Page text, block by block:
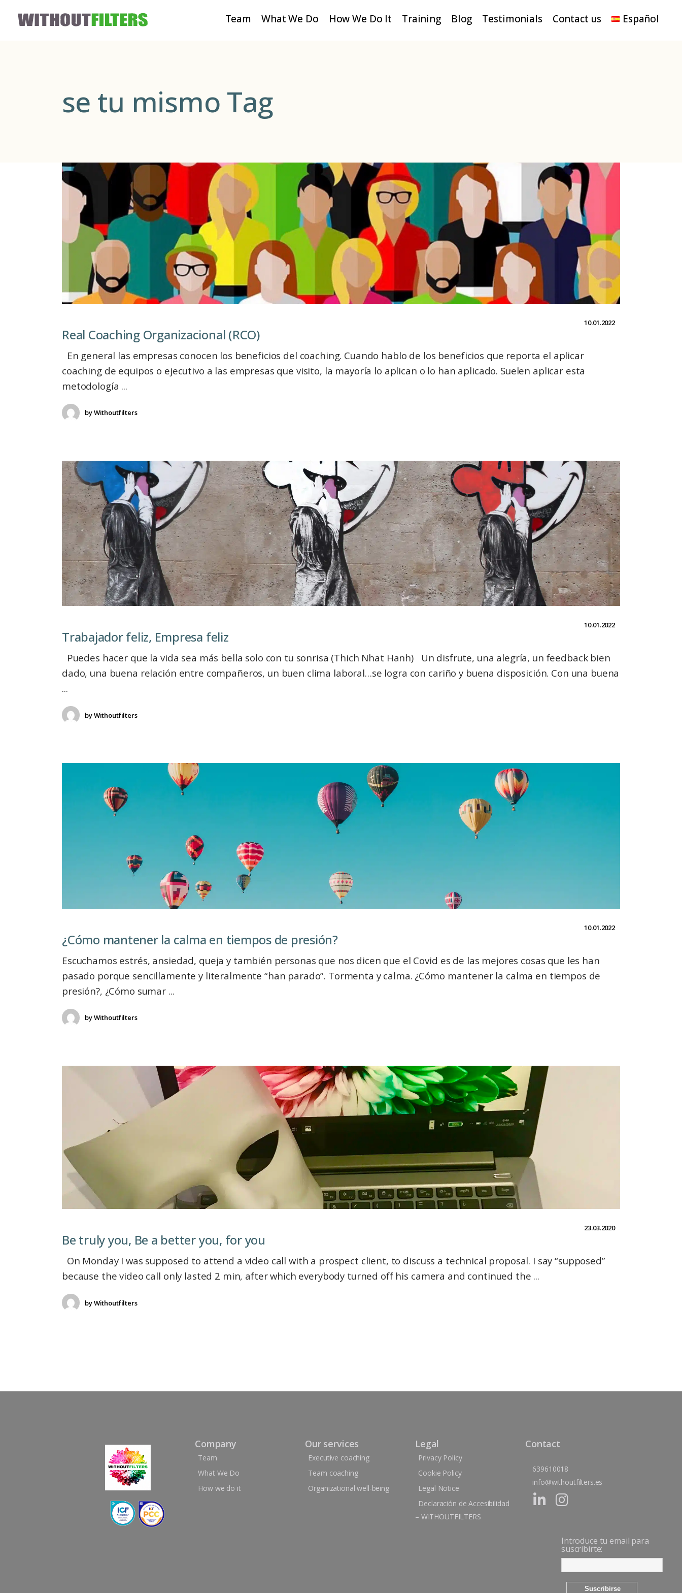
Team What We Do How We Do It Training Blog Testimonials Contact us Español
se tu mismo Tag
10.01.2022
Real Coaching Organizacional (RCO)
En general las empresas conocen los beneficios del coaching. Cuando hablo de los beneficios que reporta el aplicar
coaching de equipos o ejecutivo a las empresas que visito, la mayoría lo aplican o lo han aplicado. Suelen aplicar esta
metodología
byWithoutfilters
10.01.2022
Trabajador feliz, Empresa feliz
Puedes hacer que la vida sea más bella solo con tu sonrisa (Thich Nhat Hanh) Un disfrute, una alegría, un feedback bien
dado, una buena relación entre compañeros, un buen clima laboral…se logra con cariño y buena disposición. Con una buena
byWithoutfilters
10.01.2022
¿Cómo mantener la calma en tiempos de presión?
Escuchamos estrés, ansiedad, queja y también personas que nos dicen que el Covid es de las mejores cosas que les han
pasado porque sencillamente y literalmente “han parado”. Tormenta y calma. ¿Cómo mantener la calma en tiempos de
presión?, ¿Cómo sumar
byWithoutfilters
23.03.2020
Be truly you, Be a better you, for you
On Monday I was supposed to attend a video call with a prospect client, to discuss a technical proposal. I say “supposed”
because the video call only lasted 2 min, after which everybody turned off his camera and continued the
byWithoutfilters
Company
Team
What We Do
How we do it
Our services
Executive coaching
Team coaching
Organizational well-being
Legal
Privacy Policy
Cookie Policy
Legal Notice
Declaración de Accesibilidad
– WITHOUTFILTERS
Contact
639610018
info@withoutfilters.es
Introduce tu email para
suscribirte: